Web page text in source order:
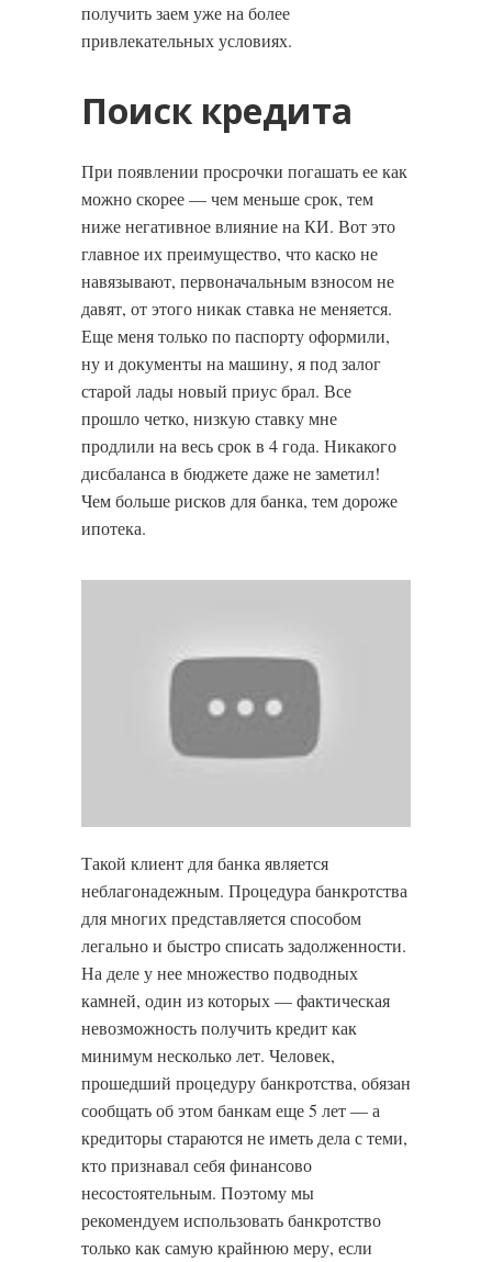
получить заем уже на более
привлекательных условиях.
Поиск кредита
При появлении просрочки погашать ее как
можно скорее — чем меньше срок, тем
ниже негативное влияние на КИ. Вот это
главное их преимущество, что каско не
навязывают, первоначальным взносом не
давят, от этого никак ставка не меняется.
Еще меня только по паспорту оформили,
ну и документы на машину, я под залог
старой лады новый приус брал. Все
прошло четко, низкую ставку мне
продлили на весь срок в 4 года. Никакого
дисбаланса в бюджете даже не заметил!
Чем больше рисков для банка, тем дороже
ипотека.
Такой клиент для банка является
неблагонадежным. Процедура банкротства
для многих представляется способом
легально и быстро списать задолженности.
На деле у нее множество подводных
камней, один из которых — фактическая
невозможность получить кредит как
минимум несколько лет. Человек,
прошедший процедуру банкротства, обязан
сообщать об этом банкам еще 5 лет — а
кредиторы стараются не иметь дела с теми,
кто признавал себя финансово
несостоятельным. Поэтому мы
рекомендуем использовать банкротство
только как самую крайнюю меру, если